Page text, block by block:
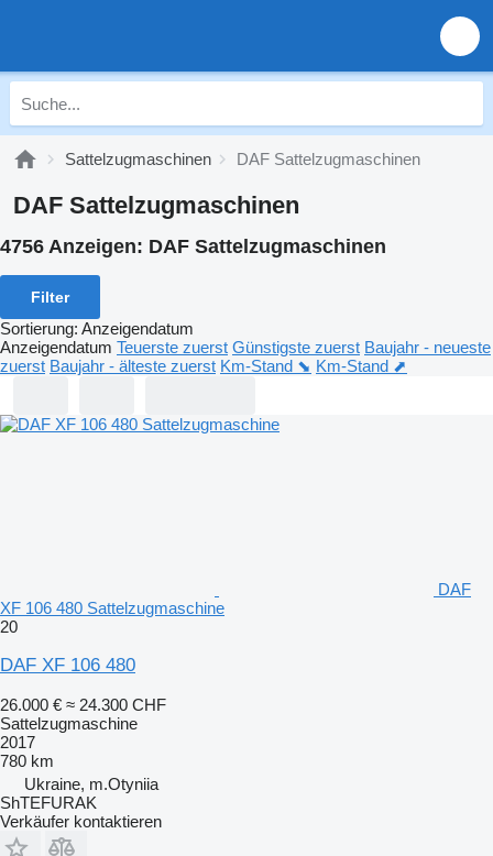
Sattelzugmaschinen DAF Sattelzugmaschinen
DAF Sattelzugmaschinen
4756 Anzeigen: DAF Sattelzugmaschinen
Filter
Sortierung: Anzeigendatum
Anzeigendatum Teuerste zuerst Günstigste zuerst Baujahr - neueste
zuerst Baujahr - älteste zuerst Km-Stand ⬊ Km-Stand ⬈
DAF
XF 106 480 Sattelzugmaschine
20
DAF XF 106 480
26.000 € ≈ 24.300 CHF
Sattelzugmaschine
2017
780 km
Ukraine, m.Otyniia
ShTEFURAK
Verkäufer kontaktieren